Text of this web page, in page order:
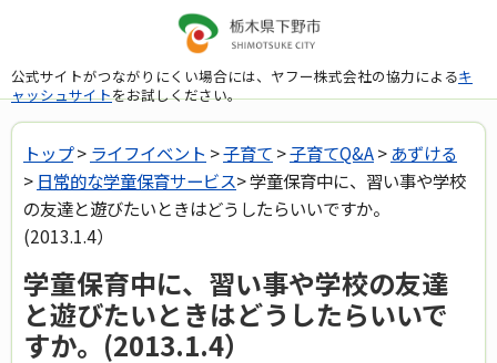
公式サイトがつながりにくい場合には、ヤフー株式会社の協力によるキ
ャッシュサイトをお試しください。
トップ> ライフイベント >子育て >子育てQ&A>あずける
> 日常的な学童保育サービス> 学童保育中に、習い事や学校
の友達と遊びたいときはどうしたらいいですか。
(2013.1.4）
学童保育中に、習い事や学校の友達
と遊びたいときはどうしたらいいで
すか。(2013.1.4）